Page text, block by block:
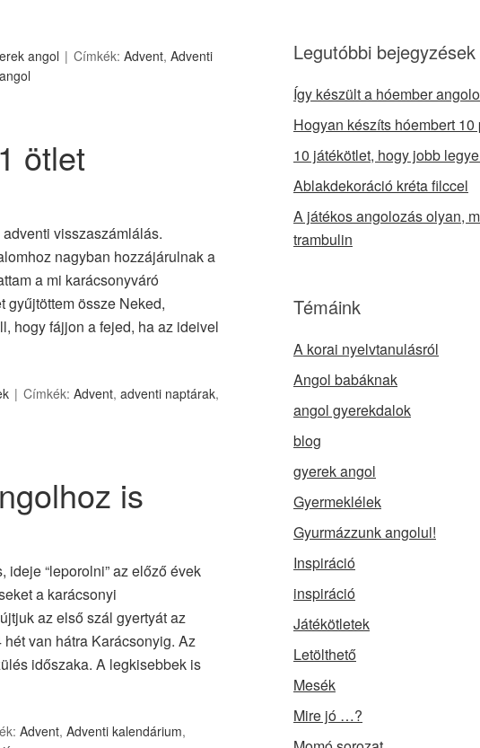
angol Címkék: Advent, Adventi
ötlet
visszaszámlálás.
nagyban hozzájárulnak a
a mi karácsonyváró
gyűjtöttem össze Neked,
hogy fájjon a fejed, ha az ideivel
Címkék: Advent, adventi naptárak,
is
“leporolni” az előző évek
a karácsonyi
az első szál gyertyát az
van hátra Karácsonyig. Az
időszaka. A legkisebbek is
Advent, Adventi kalendárium,
Legutóbbi bejegyzések
Így készült a hóember
Hogyan készíts hóembert 10
10 játékötlet, hogy jobb
Ablakdekoráció kréta filccel
A játékos angolozás olyan,
trambulin
Témáink
A korai nyelvtanulásról
Angol babáknak
angol gyerekdalok
blog
gyerek angol
Gyermeklélek
Gyurmázzunk angolul!
Inspiráció
inspiráció
Játékötletek
Letölthető
Mesék
Mire jó …?